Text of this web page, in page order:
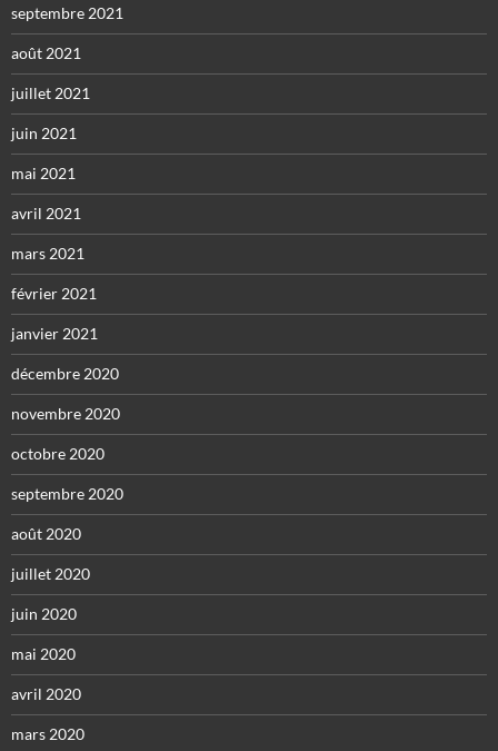
septembre 2021
août 2021
juillet 2021
juin 2021
mai 2021
avril 2021
mars 2021
février 2021
janvier 2021
décembre 2020
novembre 2020
octobre 2020
septembre 2020
août 2020
juillet 2020
juin 2020
mai 2020
avril 2020
mars 2020